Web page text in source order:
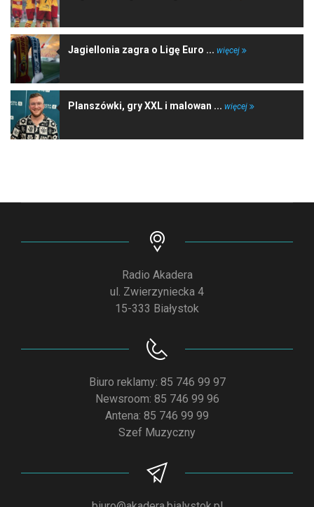
Jagiellonia zagra o Ligę Euro ... więcej
Planszówki, gry XXL i malowan ... więcej
Radio Akadera
ul. Zwierzyniecka 4
15-333 Białystok
Biuro reklamy: 85 746 99 97
Newsroom: 85 746 99 96
Antena: 85 746 99 99
Szef Muzyczny